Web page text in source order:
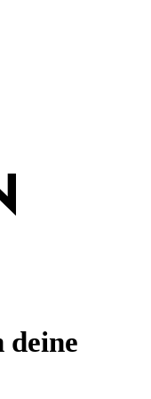
zzgl.
deine